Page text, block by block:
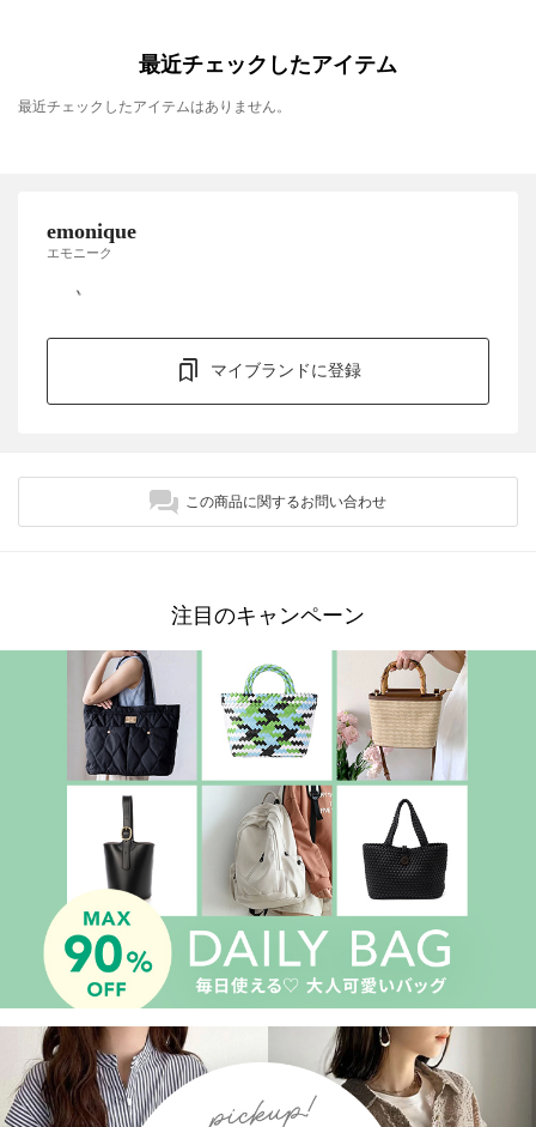
最近チェックしたアイテム
最近チェックしたアイテムはありません。
emonique
エモニーク
マイブランドに登録
この商品に関するお問い合わせ
注目のキャンペーン